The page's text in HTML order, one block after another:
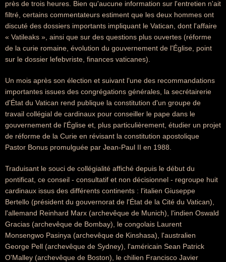
près de trois heures. Bien qu'aucune information sur l'entretien n'ait
filtré, certains commentateurs estiment que les deux hommes ont
discuté des dossiers importants impliquant le Vatican, dont l'affaire
« Vatileaks », ainsi que sur des questions plus ouvertes (réforme
de la curie romaine, évolution du gouvernement de l'Église, point
sur le dossier lefebvriste, finances vaticanes).
Un mois après son élection et suivant l'une des recommandations
importantes issues des congrégations générales, la secrétairerie
d'État du Vatican rend publique la constitution d'un groupe de
travail collégial de cardinaux pour conseiller le pape dans le
gouvernement de l'Église et, plus particulièrement, étudier un projet
de réforme de la Curie en révisant la constitution apostolique
Pastor Bonus promulguée par Jean-Paul II en 1988.
Traduisant le souci de collégialité affiché depuis le début du
pontificat, ce conseil - consultatif et non décisionnel - regroupe huit
cardinaux issus des différents continents : l'italien Giuseppe
Bertello (président du gouvernorat de l'État de la Cité du Vatican),
l'allemand Reinhard Marx (archevêque de Munich), l'indien Oswald
Gracias (archevêque de Bombay), le congolais Laurent
Monsengwo Pasinya (archevêque de Kinshasa), l'australien
George Pell (archevêque de Sydney), l'américain Sean Patrick
O'Malley (archevêque de Boston), le chilien Francisco Javier